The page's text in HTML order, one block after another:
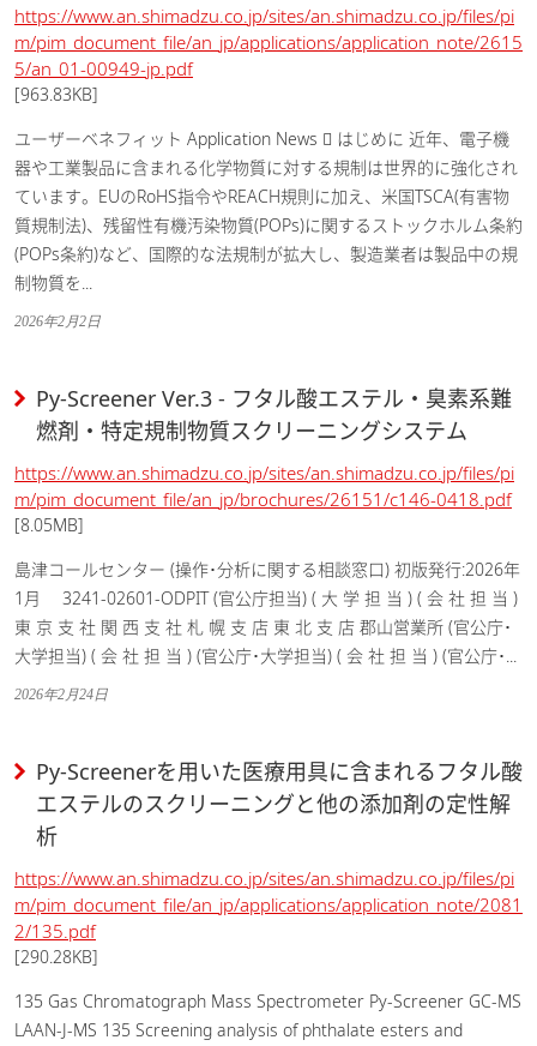
https://www.an.shimadzu.co.jp/sites/an.shimadzu.co.jp/files/pi
m/pim_document_file/an_jp/applications/application_note/2615
5/an_01-00949-jp.pdf
[963.83KB]
ユーザーベネフィット Application News  はじめに 近年、電子機
器や工業製品に含まれる化学物質に対する規制は世界的に強化され
ています。EUのRoHS指令やREACH規則に加え、米国TSCA(有害物
質規制法)、残留性有機汚染物質(POPs)に関するストックホルム条約
(POPs条約)など、国際的な法規制が拡大し、製造業者は製品中の規
制物質を...
2026年2月2日
Py-Screener Ver.3 - フタル酸エステル・臭素系難
燃剤・特定規制物質スクリーニングシステム
https://www.an.shimadzu.co.jp/sites/an.shimadzu.co.jp/files/pi
m/pim_document_file/an_jp/brochures/26151/c146-0418.pdf
[8.05MB]
島津コールセンター (操作･分析に関する相談窓口) 初版発行:2026年
1月 3241-02601-ODPIT (官公庁担当) ( 大 学 担 当 ) ( 会 社 担 当 )
東 京 支 社 関 西 支 社 札 幌 支 店 東 北 支 店 郡山営業所 (官公庁･
大学担当) ( 会 社 担 当 ) (官公庁･大学担当) ( 会 社 担 当 ) (官公庁･...
2026年2月24日
Py-Screenerを用いた医療用具に含まれるフタル酸
エステルのスクリーニングと他の添加剤の定性解
析
https://www.an.shimadzu.co.jp/sites/an.shimadzu.co.jp/files/pi
m/pim_document_file/an_jp/applications/application_note/2081
2/135.pdf
[290.28KB]
135 Gas Chromatograph Mass Spectrometer Py-Screener GC-MS
LAAN-J-MS 135 Screening analysis of phthalate esters and